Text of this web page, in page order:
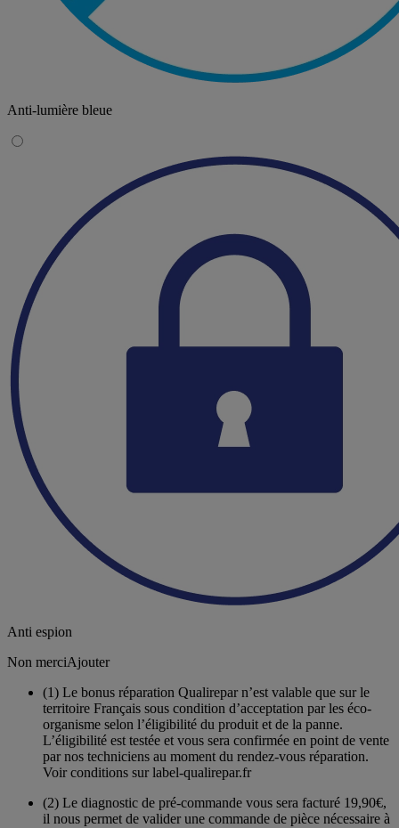
Anti-lumière bleue
Anti espion
Non merciAjouter
(1) Le bonus réparation Qualirepar n’est valable que sur le
territoire Français sous condition d’acceptation par les éco-
organisme selon l’éligibilité du produit et de la panne.
L’éligibilité est testée et vous sera confirmée en point de vente
par nos techniciens au moment du rendez-vous réparation.
Voir conditions sur label-qualirepar.fr
(2) Le diagnostic de pré-commande vous sera facturé 19,90€,
il nous permet de valider une commande de pièce nécessaire à